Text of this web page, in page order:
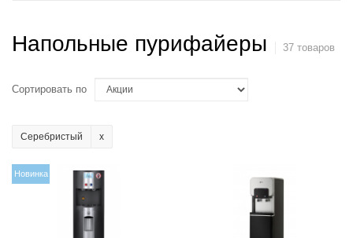
Напольные пурифайеры 37 товаров
Сортировать по
Серебристый
Новинка